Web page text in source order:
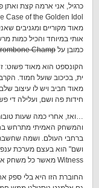
מאוד מקוריים ומגניבים
אותי במיוחד והכיל כמות
כמובן על Champ
ית, בכיכוב שועל חמוד.
מאוד חביב ויש לו עיצוב
חידות פה ושם, ועלילה די
…ואז, אחרי כמה שעות
והמשחק האמיתי מתרחש
ברחבי העולם. ושמה
Witness מאשר כל משחק אקשן שהוא.
החוברת הזו היא בלי ספק